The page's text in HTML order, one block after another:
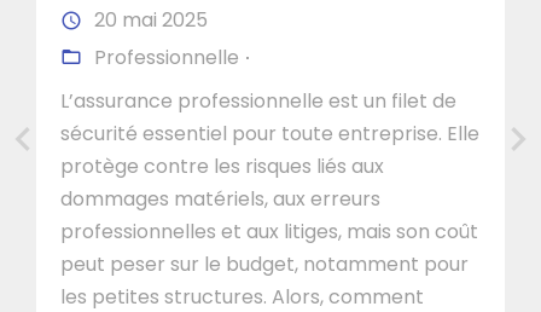
20 mai 2025
Professionnelle
L’assurance professionnelle est un filet de
sécurité essentiel pour toute entreprise. Elle
protège contre les risques liés aux
dommages matériels, aux erreurs
professionnelles et aux litiges, mais son coût
peut peser sur le budget, notamment pour
les petites structures. Alors, comment